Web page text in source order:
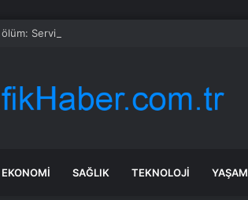
Servis şoförüne midibüs çarptı
EKONOMI SAĞLIK TEKNOLOJI YAŞAM